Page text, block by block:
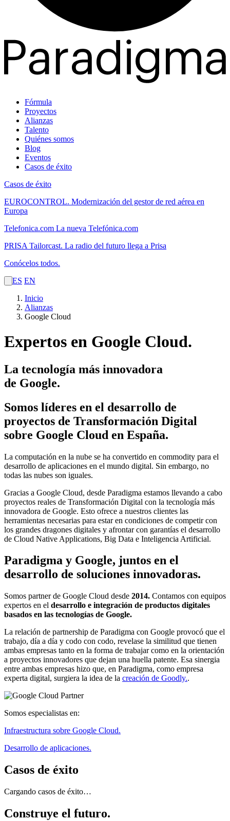
Fórmula
Proyectos
Alianzas
Talento
Quiénes somos
Blog
Eventos
Casos de éxito
Casos de éxito
EUROCONTROL. Modernización del gestor de red aérea en
Europa
Telefonica.com La nueva Telefónica.com
PRISA Tailorcast. La radio del futuro llega a Prisa
Conócelos todos.
ES EN
Inicio
Alianzas
Google Cloud
Expertos en Google Cloud.
La tecnología más innovadora
de Google.
Somos líderes en el desarrollo de
proyectos de Transformación Digital
sobre Google Cloud en España.
La computación en la nube se ha convertido en commodity para el
desarrollo de aplicaciones en el mundo digital. Sin embargo, no
todas las nubes son iguales.
Gracias a Google Cloud, desde Paradigma estamos llevando a cabo
proyectos reales de Transformación Digital con la tecnología más
innovadora de Google. Esto ofrece a nuestros clientes las
herramientas necesarias para estar en condiciones de competir con
los grandes dragones digitales y afrontar con garantías el desarrollo
de Cloud Native Applications, Big Data e Inteligencia Artificial.
Paradigma y Google, juntos en el
desarrollo de soluciones innovadoras.
Somos partner de Google Cloud desde 2014. Contamos con equipos
expertos en el desarrollo e integración de productos digitales
basados en las tecnologías de Google.
La relación de partnership de Paradigma con Google provocó que el
trabajo, día a día y codo con codo, revelase la similitud que tienen
ambas empresas tanto en la forma de trabajar como en la orientación
a proyectos innovadores que dejan una huella patente. Esa sinergia
entre ambas empresas hizo que, en Paradigma, como empresa
experta digital, surgiera la idea de la creación de Goodly..
Somos especialistas en:
Infraestructura sobre Google Cloud.
Desarrollo de aplicaciones.
Casos de éxito
Cargando casos de éxito…
Construye el futuro.